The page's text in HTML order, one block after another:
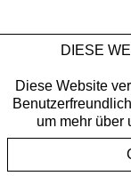
DIESE
Diese Website
um mehr über